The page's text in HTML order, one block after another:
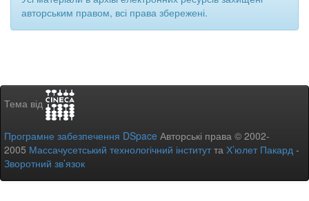
авторським правом, всі права збережені.
Тема від
Програмне забезпечення DSpace Авторські права © 2002-
2005 Массачусетський технологічний інститутта Х’юлет Пакард -
Зворотний зв’язок